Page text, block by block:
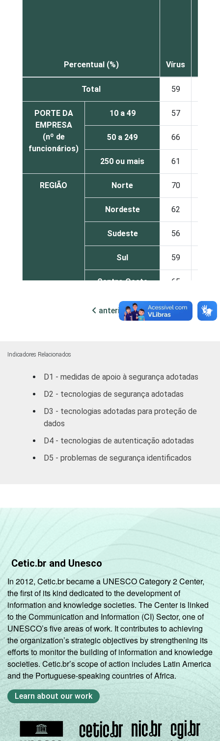
Percentual (%) Vírus
Total 59
PORTE DA
EMPRESA
(nº de
funcionários)
10 a 49 57
50 a 249 66
250 ou mais 61
REGIÃO Norte 70
Nordeste 62
Sudeste 56
Sul 59
Centro Oeste 65
Indústria de
Transformação
60 51
reparação de
automotores e
motocicletas
59
Transporte,
correio
científicas e
técnicas;
Atividades
administrativas
e
serviços
complementares
63
Informação e
comunicação;
esporte
e recreação;
Outras
atividades de
48
anterior próxima
Indicadores Relacionados
D1 - medidas de apoio à segurança adotadas
D2 - tecnologias de segurança adotadas
D3 - tecnologias adotadas para proteção de
dados
D4 - tecnologias de autenticação adotadas
D5 - problemas de segurança identificados
Cetic.br and Unesco
In 2012, Cetic.br became a UNESCO Category 2 Center,
the first of its kind dedicated to the development of
information and knowledge societies. The Center is linked
to the Communication and Information (CI) Sector, one of
UNESCO’s five areas of work. It contributes to achieving
the organization’s strategic objectives by strengthening its
efforts to monitor the building of information and knowledge
societies. Cetic.br’s scope of action includes Latin America
and the Portuguese-speaking countries of Africa.
Learn about our work